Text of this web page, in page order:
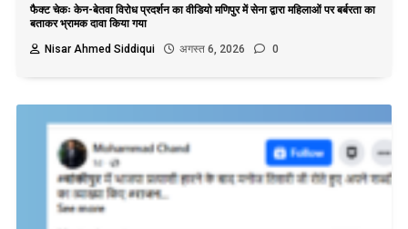
फैक्ट चेकः केन-बेतवा विरोध प्रदर्शन का वीडियो मणिपुर में सेना द्वारा महिलाओं पर बर्बरता का
बताकर भ्रामक दावा किया गया
Nisar Ahmed Siddiqui
अगस्त 6, 2026 0